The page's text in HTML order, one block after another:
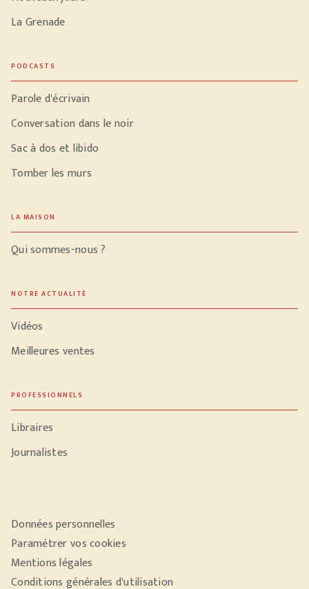
La Grenade
PODCASTS
Parole d'écrivain
Conversation dans le noir
Sac à dos et libido
Tomber les murs
LA MAISON
Qui sommes-nous ?
NOTRE ACTUALITÉ
Vidéos
Meilleures ventes
PROFESSIONNELS
Libraires
Journalistes
Données personnelles
Paramétrer vos cookies
Mentions légales
Conditions générales d'utilisation